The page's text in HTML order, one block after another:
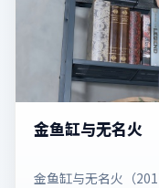
金鱼缸与无名火
金鱼缸与无名火（